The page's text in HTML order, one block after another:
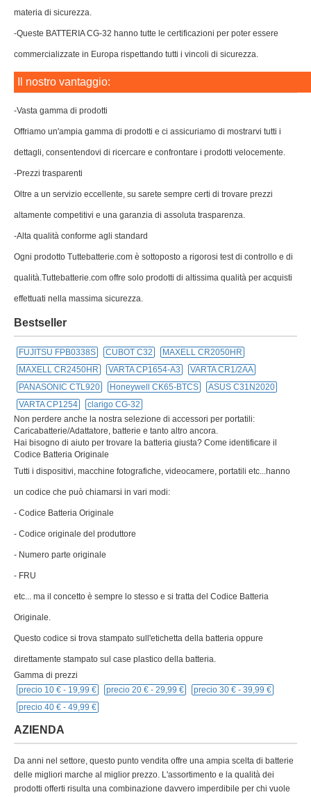
materia di sicurezza.
-Queste BATTERIA CG-32 hanno tutte le certificazioni per poter essere
commercializzate in Europa rispettando tutti i vincoli di sicurezza.
Il nostro vantaggio:
-Vasta gamma di prodotti
Offriamo un'ampia gamma di prodotti e ci assicuriamo di mostrarvi tutti i
dettagli, consentendovi di ricercare e confrontare i prodotti velocemente.
-Prezzi trasparenti
Oltre a un servizio eccellente, su sarete sempre certi di trovare prezzi
altamente competitivi e una garanzia di assoluta trasparenza.
-Alta qualità conforme agli standard
Ogni prodotto Tuttebatterie.com è sottoposto a rigorosi test di controllo e di
qualità.Tuttebatterie.com offre solo prodotti di altissima qualità per acquisti
effettuati nella massima sicurezza.
Bestseller
FUJITSU FPB0338S CUBOT C32
MAXELL CR2050HR
MAXELL CR2450HR
VARTA CP1654-A3
VARTA CR1/2AA
PANASONIC CTL920
Honeywell CK65-BTCS
ASUS C31N2020
VARTA CP1254
clarigo CG-32
Non perdere anche la nostra selezione di accessori per portatili:
Caricabatterie/Adattatore, batterie e tanto altro ancora.
Hai bisogno di aiuto per trovare la batteria giusta? Come identificare il
Codice Batteria Originale
Tutti i dispositivi, macchine fotografiche, videocamere, portatili etc...hanno
un codice che può chiamarsi in vari modi:
- Codice Batteria Originale
- Codice originale del produttore
- Numero parte originale
- FRU
etc... ma il concetto è sempre lo stesso e si tratta del Codice Batteria
Originale.
Questo codice si trova stampato sull'etichetta della batteria oppure
direttamente stampato sul case plastico della batteria.
Gamma di prezzi
precio 10 € - 19,99 € precio 20 € - 29,99 € precio 30 € - 39,99 €
precio 40 € - 49,99 €
AZIENDA
Da anni nel settore, questo punto vendita offre una ampia scelta di batterie
delle migliori marche al miglior prezzo. L'assortimento e la qualità dei
prodotti offerti risulta una combinazione davvero imperdibile per chi vuole